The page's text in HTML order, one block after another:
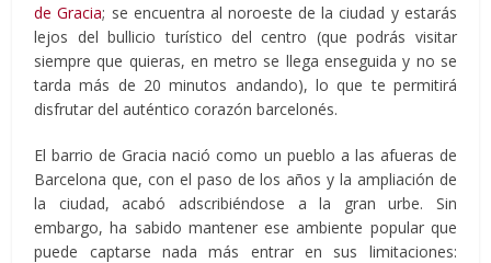
de Gracia; se encuentra al noroeste de la ciudad y estarás
lejos del bullicio turístico del centro (que podrás visitar
siempre que quieras, en metro se llega enseguida y no se
tarda más de 20 minutos andando), lo que te permitirá
disfrutar del auténtico corazón barcelonés.
El barrio de Gracia nació como un pueblo a las afueras de
Barcelona que, con el paso de los años y la ampliación de
la ciudad, acabó adscribiéndose a la gran urbe. Sin
embargo, ha sabido mantener ese ambiente popular que
puede captarse nada más entrar en sus limitaciones: